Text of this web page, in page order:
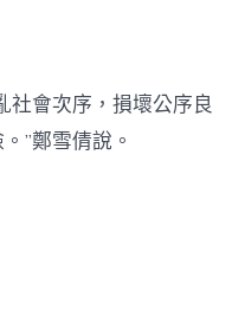
社會次序，損壞公序良
”鄭雪倩說。